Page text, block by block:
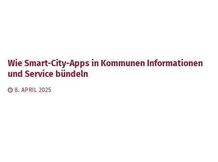
Wie Smart-City-Apps in Kommunen Informationen
und Service bündeln
8. APRIL 2025